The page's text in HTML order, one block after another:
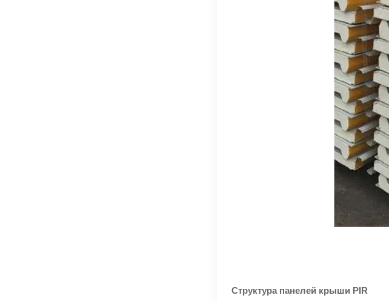
Структура панелей крыши PIR